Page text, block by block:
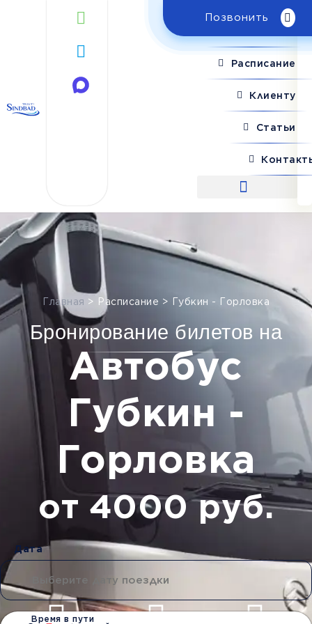
Позвонить
Расписание
Клиенту
Статьи
Главная > Расписание > Губкин - Горловка
Бронирование билетов на
Автобус
Губкин -
Горловка
от 4000 руб.
Дата
Время в пути